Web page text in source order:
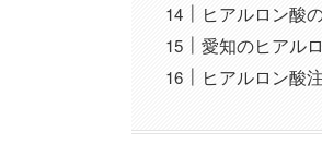
ヒアルロン酸
愛知のヒアル
ヒアルロン酸